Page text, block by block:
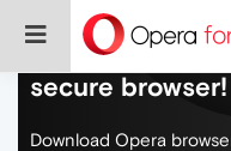
Do more on the
secure browser!
Download Opera